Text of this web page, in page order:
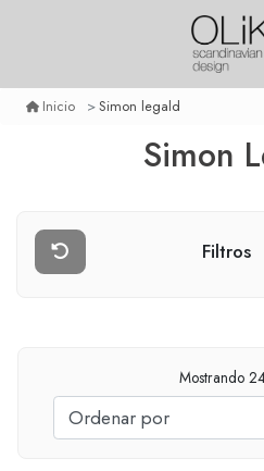
Inicio Simon legald
Simon
Filtros
Mostrando